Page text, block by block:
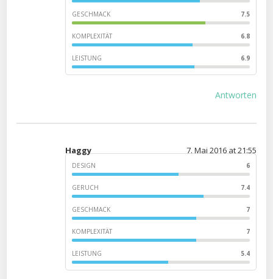
GESCHMACK 7.5
KOMPLEXITÄT 6.8
LEISTUNG 6.9
Antworten
Haggy 7. Mai 2016 at 21:55
DESIGN 6
GERUCH 7.4
GESCHMACK 7
KOMPLEXITÄT 7
LEISTUNG 5.4